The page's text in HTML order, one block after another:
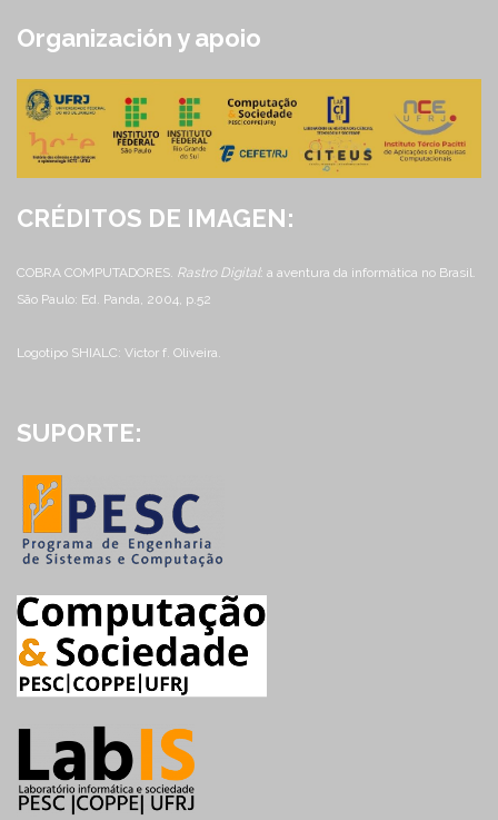
Organización y apoio
CRÉDITOS DE IMAGEN:
COBRA COMPUTADORES. Rastro Digital: a aventura da informática no Brasil.
São Paulo: Ed. Panda, 2004, p.52
Logotipo SHIALC: Victor f. Oliveira.
SUPORTE: